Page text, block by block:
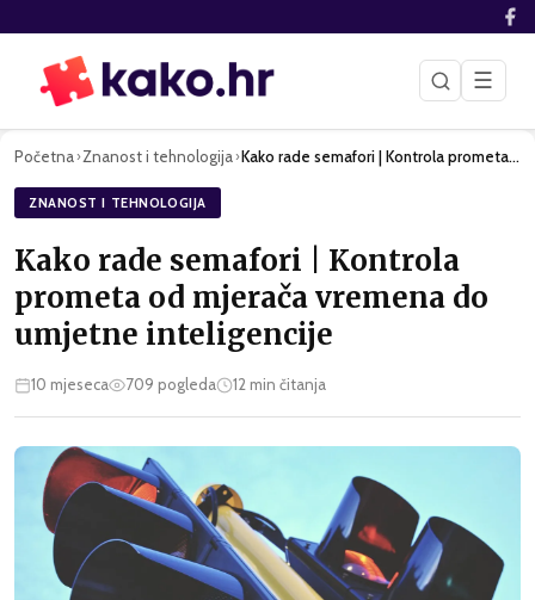
☰
Početna›Znanost i tehnologija› Kako rade semafori | Kontrola prometa od mjerača vremena do …
ZNANOST I TEHNOLOGIJA
Kako rade semafori | Kontrola
prometa od mjerača vremena do
umjetne inteligencije
10 mjeseca 709 pogleda 12min čitanja